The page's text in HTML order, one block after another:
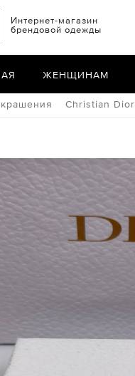
Интернет-магазин
брендовой одежды
ЖЕНЩИНАМ
Christian Dior